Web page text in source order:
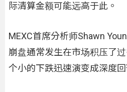
际清算金额可能远高于此。
MEXC首席分析师Shawn
崩盘通常发生在市场积压了
个小的下跌迅速演变成深度回